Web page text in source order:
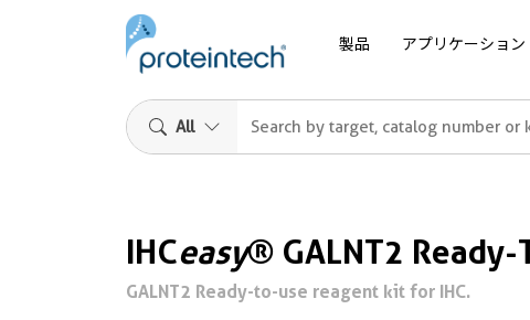
製品 アプリケーション
All
IHCeasy® GALNT2 Ready-
GALNT2 Ready-to-use reagent kit for IHC.